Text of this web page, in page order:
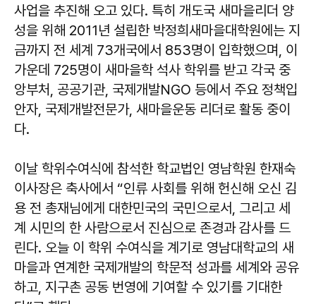
사업을 추진해 오고 있다. 특히 개도국 새마을리더 양
성을 위해 2011년 설립한 박정희새마을대학원에는 지
금까지 전 세계 73개국에서 853명이 입학했으며, 이
가운데 725명이 새마을학 석사 학위를 받고 각국 중
앙부처, 공공기관, 국제개발NGO 등에서 주요 정책입
안자, 국제개발전문가, 새마을운동 리더로 활동 중이
다.
이날 학위수여식에 참석한 학교법인 영남학원 한재숙
이사장은 축사에서 “인류 사회를 위해 헌신해 오신 김
용 전 총재님에게 대한민국의 국민으로서, 그리고 세
계 시민의 한 사람으로서 진심으로 존경과 감사를 드
린다. 오늘 이 학위 수여식을 계기로 영남대학교의 새
마을과 연계한 국제개발의 학문적 성과를 세계와 공유
하고, 지구촌 공동 번영에 기여할 수 있기를 기대한